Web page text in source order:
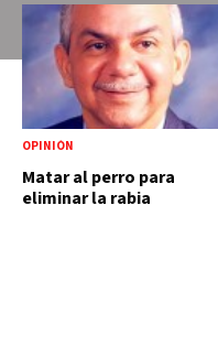
OPINIÓN
Matar al perro para
eliminar la rabia